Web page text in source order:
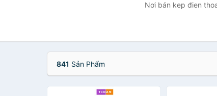
Nơi bán kep đien
841 Sản Phẩm